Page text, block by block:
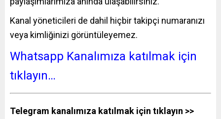
Kanal yöneticileri de dahil hiçbir takipçi numaranızı
veya kimliğinizi görüntüleyemez.
Whatsapp Kanalımıza katılmak için
tıklayın…
Telegram kanalımıza katılmak için tıklayın >>